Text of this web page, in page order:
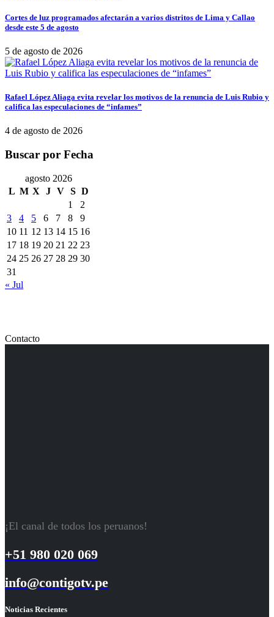
Cortes de luz programados afectarán a varios distritos de Lima y Callao
desde este 5 de agosto
5 de agosto de 2026
Rafael López Aliaga evita revelar los motivos de la renuncia de Luis Rubio y
califica las especulaciones de “infames”
4 de agosto de 2026
Buscar por Fecha
agosto 2026
L M X J V S D
1
2
3
4 5 6 7 8
9
10 11 12 13 14 15 16
17 18 19 20 21 22 23
24 25 26 27 28 29 30
31
« Jul
Contacto
¡El canal de todos los peruanos!
+51 980 020 069
info@contigotv.pe
Noticias Recientes